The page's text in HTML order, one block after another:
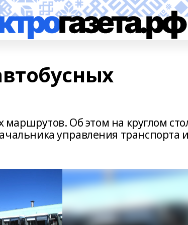
маршрутов. Об этом на круглом
управления транспорта